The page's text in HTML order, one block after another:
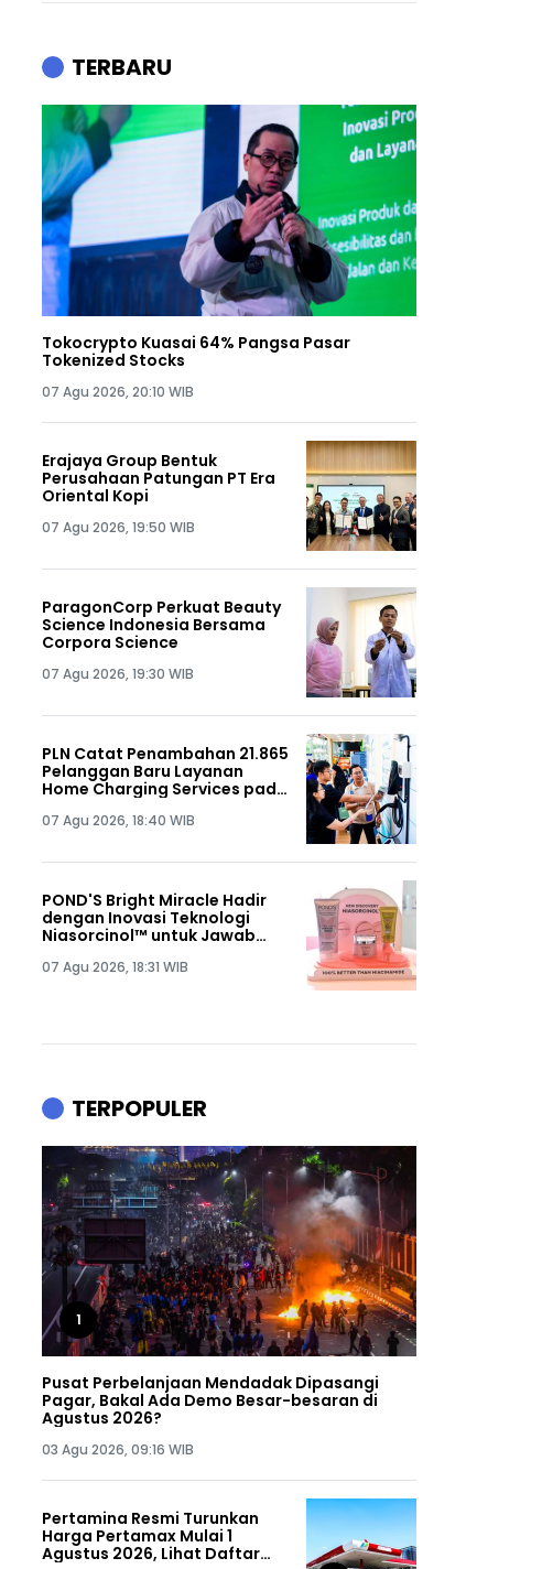
TERBARU
Tokocrypto Kuasai 64% Pangsa Pasar
Tokenized Stocks
07 Agu 2026, 20:10 WIB
Erajaya Group Bentuk
Perusahaan Patungan PT Era
Oriental Kopi
07 Agu 2026, 19:50 WIB
ParagonCorp Perkuat Beauty
Science Indonesia Bersama
Corpora Science
07 Agu 2026, 19:30 WIB
PLN Catat Penambahan 21.865
Pelanggan Baru Layanan
Home Charging Services pada
07 Agu 2026, 18:40 WIB
POND'S Bright Miracle Hadir
dengan Inovasi Teknologi
Niasorcinol™ untuk Jawab
Alami
07 Agu 2026, 18:31 WIB
TERPOPULER
1
Pusat Perbelanjaan Mendadak Dipasangi
Pagar, Bakal Ada Demo Besar-besaran di
Agustus 2026?
03 Agu 2026, 09:16 WIB
Pertamina Resmi Turunkan
Harga Pertamax Mulai 1
Agustus 2026, Lihat Daftar